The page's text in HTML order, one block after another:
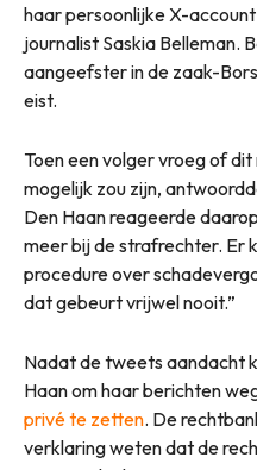
haar persoonlijke X-
journalist Saskia Belleman.
aangeefster in de zaak-
eist.
Toen een volger vroeg of
mogelijk zou zijn,
Den Haan reageerde
meer bij de strafrechter. Er
procedure over
dat gebeurt vrijwel nooit.”
Nadat de tweets aandacht
Haan om haar berichten
privé te zetten. De
verklaring weten dat de